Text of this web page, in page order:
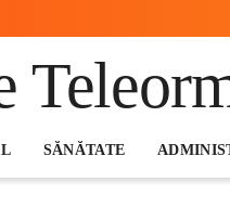
SĂNĂTATE